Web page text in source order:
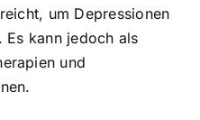
um Depressionen
kann jedoch als
und